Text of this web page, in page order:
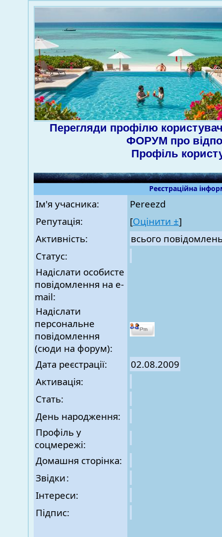
Перегляди профілю
ФОРУМ про
Профіль
Реєстраційна
Ім'я учасника:
Pereezd
Репутація:
[Оцінити ±]
Активність:
всього
Статус:
Надіслати особисте
повідомлення на e-
mail:
Надіслати
персональне
повідомлення
(сюди на форум):
Дата реєстрації:
02.08.2009
Активація:
Стать:
День народження:
Профіль у
соцмережі:
Домашня сторінка:
Звідки:
Інтереси:
Підпис: